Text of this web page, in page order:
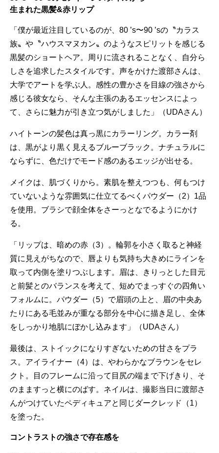
生まれた黒髪&赤リップ
「僕が最近注目しているのが、80 ’s〜90 ’sの〝カラス
族〟や〝ハウスマヌカン〟のようなスピリットを感じる
黒髪のショートヘア。周りに流されることなく、自分ら
しさを追求したスタイルです。声をかけた渡部さんは、
大学でアートを学ぶ人。感性の豊かさを目線の強さから
感じる彼女なら、そんな主張のあるエッセンスによっ
て、さらに魅力が引き立つ気がしました」（UDAさん）
ハイトーンの髪色は真っ黒にカラーリング。カラー剤
は、黒がより黒く見えるブルーブラック。ナチュラルに
ならずに、色だけでモード感のあるエッジが出せる。
メイクは、肌づくりから。素肌を整えつつも、何もつけ
ていないような雰囲気に仕立てるべくパウダー（2）1品
を使用。ブラシで顔全体をさーっとなでるようにかけ
る。
「リップは、暗めの赤（3）。輪郭を小さく取ると神経
質に見えがちなので、唇よりも気持ち大きめにラインを
取って内側を塗りつぶします。眉は、きりっとした目元
と前髪とのバランスを考えて、短めでまっすぐの四角い
フォルムに。パウダー（5）で眉頭の上と、眉の中央あ
たりにある毛並みが重なる部分を中心に描き足し、全体
をしっかり地肌にぼかし込みます」（UDAさん）
最後は、ストイックになりすぎないための甘さをプラ
ス。アイライナー（4）は、やわらかなブラウンをセレ
クト。目のフレームに沿って目尻の端まで下げきり、そ
のまますっと横にのばす。ネイルは、撮影当日に渡部さ
んがつけていたペディキュアと同じダークレッド（1）
を塗った。
コントラストの強さで存在感を